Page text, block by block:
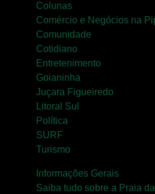
Colunas
Comércio e Negócios na
Comunidade
Cotidiano
Entretenimento
Goianinha
Juçara Figueiredo
Litoral Sul
Política
SURF
Turismo
Informações Gerais
Saiba tudo sobre a Praia